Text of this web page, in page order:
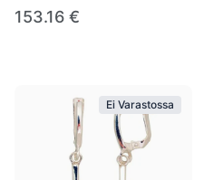
153.16 €
Ei Varastossa